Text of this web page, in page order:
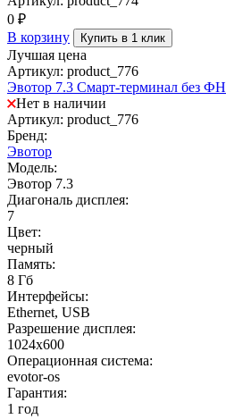
0 ₽
В корзину
Купить в 1 клик
Лучшая цена
Артикул: product_776
Эвотор 7.3 Смарт-терминал без ФН
Нет в наличии
Артикул: product_776
Бренд:
Эвотор
Модель:
Эвотор 7.3
Диагональ дисплея:
7
Цвет:
черный
Память:
8 Гб
Интерфейсы:
Ethernet, USB
Разрешение дисплея:
1024х600
Операционная система:
evotor-os
Гарантия:
1 год